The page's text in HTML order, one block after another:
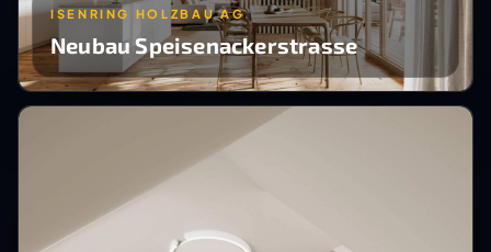
ISENRING HOLZBAU AG
Neubau Speisenackerstrasse